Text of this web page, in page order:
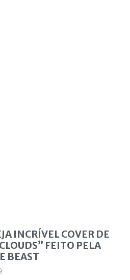
INCRÍVEL COVER DE
FEITO PELA
BEAST